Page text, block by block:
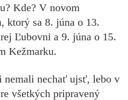
Kde? V novom
ktorý sa 8. júna o 13.
Ľubovni a 9. júna o 15.
Kežmarku.
nemali nechať ujsť, lebo v
všetkých pripravený